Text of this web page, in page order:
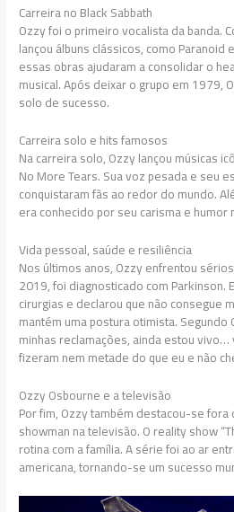
Carreira no Black Sabbath
Ozzy foi o primeiro vocalista da banda.
lançou álbuns clássicos, como Paranoid
essas obras ajudaram a consolidar o
musical. Após deixar o grupo em 1979,
solo de sucesso.
Carreira solo e hits famosos
Na carreira solo, Ozzy lançou músicas
No More Tears. Sua voz pesada e seu
conquistaram fãs ao redor do mundo.
era conhecido por seu carisma e humor
Vida pessoal, saúde e resiliência
Nos últimos anos, Ozzy enfrentou
2019, foi diagnosticado com Parkinson.
cirurgias e declarou que não consegue
mantém uma postura otimista. Segundo
minhas reclamações, ainda estou
fizeram nem metade do que eu e não
Ozzy Osbourne e a televisão
Por fim, Ozzy também destacou-se
showman na televisão. O reality show
rotina com a família. A série foi ao ar
americana, tornando-se um sucesso